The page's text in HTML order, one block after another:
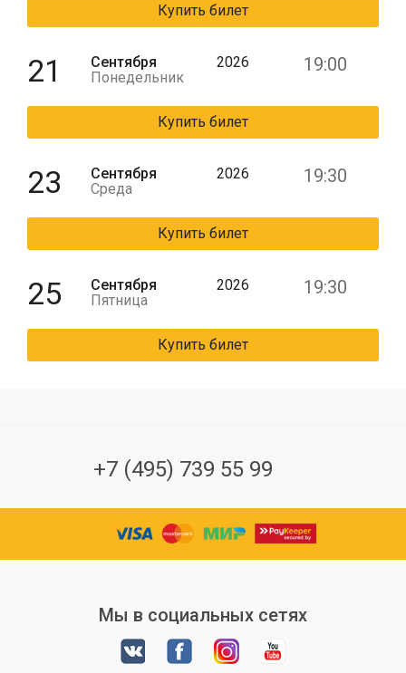
Купить билет
21
Сентября
Понедельник
2026 19:00
Купить билет
23
Сентября
Среда
2026 19:30
Купить билет
25
Сентября
Пятница
2026 19:30
Купить билет
+7 (495) 739 55 99
Мы в социальных сетях